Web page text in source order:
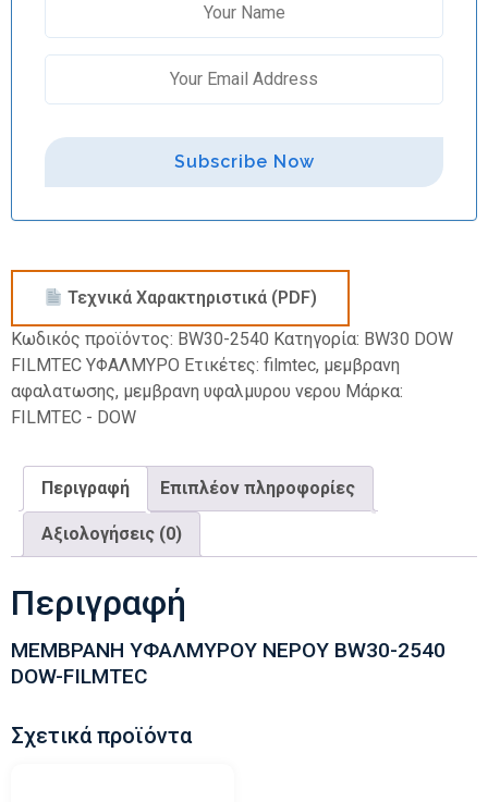
Subscribe Now
Τεχνικά Χαρακτηριστικά (PDF)
Κωδικός προϊόντος: BW30-2540 Κατηγορία: BW30 DOW
FILMTEC ΥΦΑΛΜΥΡΟ Ετικέτες: filmtec, μεμβρανη
αφαλατωσης, μεμβρανη υφαλμυρου νερου Μάρκα:
FILMTEC - DOW
Περιγραφή Επιπλέον πληροφορίες
Αξιολογήσεις (0)
Περιγραφή
ΜΕΜΒΡΑΝΗ ΥΦΑΛΜΥΡΟΥ ΝΕΡΟΥ BW30-2540
DOW-FILMTEC
Σχετικά προϊόντα